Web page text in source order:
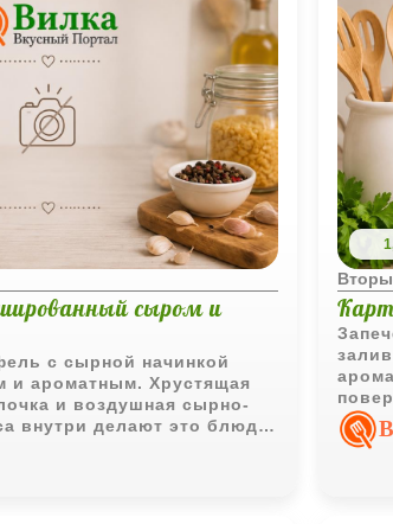
сыром и
с сырной начинкой
и ароматным. Хрустящая
и воздушная сырно-
внутри делают это блюдо
для семейного ужина.